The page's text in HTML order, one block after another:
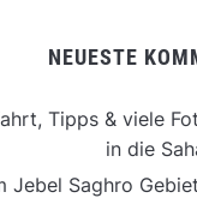
NEUESTE
Tipps & viele
in die
Jebel Saghro Gebiet